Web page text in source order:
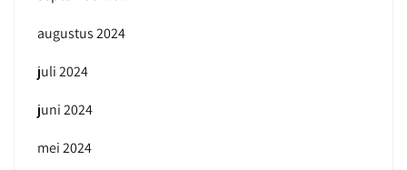
augustus 2024
juli 2024
juni 2024
mei 2024